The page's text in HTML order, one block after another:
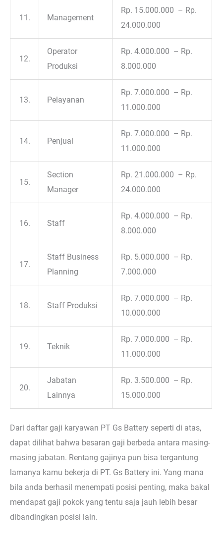
11. Management
Rp. 15.000.000 – Rp.
24.000.000
12.
Operator
Produksi
Rp. 4.000.000 – Rp.
8.000.000
13. Pelayanan
Rp. 7.000.000 – Rp.
11.000.000
14. Penjual
Rp. 7.000.000 – Rp.
11.000.000
15.
Section
Manager
Rp. 21.000.000 – Rp.
24.000.000
16. Staff
Rp. 4.000.000 – Rp.
8.000.000
17.
Staff Business
Planning
Rp. 5.000.000 – Rp.
7.000.000
18. Staff Produksi
Rp. 7.000.000 – Rp.
10.000.000
19. Teknik
Rp. 7.000.000 – Rp.
11.000.000
20.
Jabatan
Lainnya
Rp. 3.500.000 – Rp.
15.000.000
Dari daftar gaji karyawan PT Gs Battery seperti di atas,
dapat dilihat bahwa besaran gaji berbeda antara masing-
masing jabatan. Rentang gajinya pun bisa tergantung
lamanya kamu bekerja di PT. Gs Battery ini. Yang mana
bila anda berhasil menempati posisi penting, maka bakal
mendapat gaji pokok yang tentu saja jauh lebih besar
dibandingkan posisi lain.